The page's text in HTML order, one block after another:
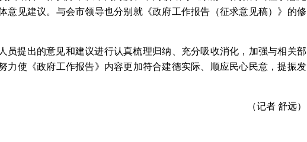
意见建议。与会市领导也分别就《政府工作报告（征求意见稿）》的修
员提出的意见和建议进行认真梳理归纳、充分吸收消化，加强与相关部
力使《政府工作报告》内容更加符合建德实际、顺应民心民意，提振发
（记者 舒远）